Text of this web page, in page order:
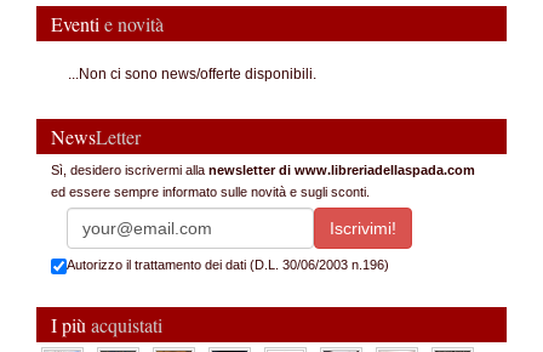
Eventi e novità
...Non ci sono news/offerte disponibili.
NewsLetter
Sì, desidero iscrivermi alla newsletter di www.libreriadellaspada.com
ed essere sempre informato sulle novità e sugli sconti.
Autorizzo il trattamento dei dati (D.L. 30/06/2003 n.196)
I più acquistati